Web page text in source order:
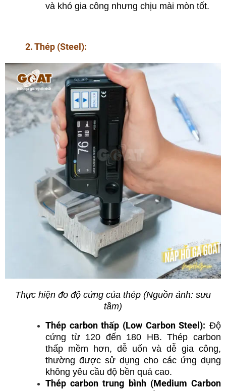
và khó gia công nhưng chịu mài mòn tốt.
2. Thép (Steel):
Thực hiện đo độ cứng của thép (Nguồn ảnh: sưu
tầm)
Thép carbon thấp (Low Carbon Steel): Độ
cứng từ 120 đến 180 HB. Thép carbon
thấp mềm hơn, dễ uốn và dễ gia công,
thường được sử dụng cho các ứng dụng
không yêu cầu độ bền quá cao.
Thép carbon trung bình (Medium Carbon